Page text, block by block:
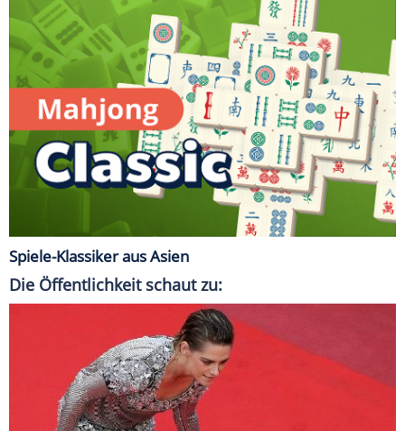
Spiele-Klassiker aus Asien
Die Öffentlichkeit schaut zu: